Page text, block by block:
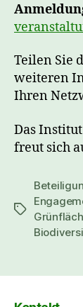
Teilen Sie
weiteren
Ihren
Das
freut sich
Schlagwörter